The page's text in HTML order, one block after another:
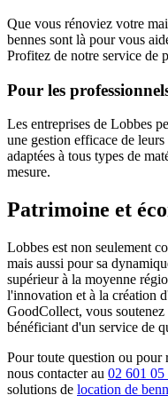
Que vous rénoviez votre
bennes sont là pour vous
Profitez de notre service de
Pour les
Les entreprises de Lobbes
une gestion efficace de
adaptées à tous types de
mesure.
Patrimoine et
Lobbes est non seulement
mais aussi pour sa
supérieur à la moyenne
l'innovation et à la création
GoodCollect, vous
bénéficiant d'un service de
Pour toute question ou pour
nous contacter au 02 601 05
solutions de location de